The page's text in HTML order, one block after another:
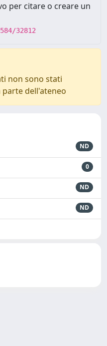
per citare o creare un
32812
non sono stati
dell'ateneo
ND
0
ND
ND